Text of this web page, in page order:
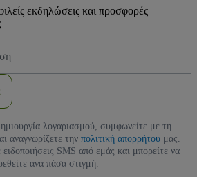
εκδηλώσεις και προσφορές
λογαριασμού, συμφωνείτε με τη
αναγνωρίζετε την πολιτική απορρήτου μας.
ειδοποιήσεις SMS από εμάς και μπορείτε να
ανά πάσα στιγμή.